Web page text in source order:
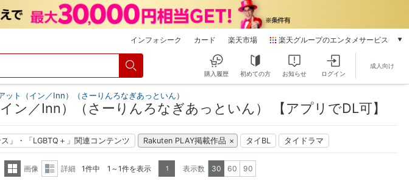
インフォシーク カード 楽天市場 楽天グループのエンタメサービス
本/ゲーム/CD/DVD
電子書籍
雑誌読み放題
動画配信
購入履歴 初めての方 お知らせ ログイン
成人向け
ット（イン／Inn）（さーりんろなぎあっといん）
ン／Inn）（さーりんろなぎあっといん） 【アプリでDL可】
ス」・「LGBTQ＋」関連コンテンツ Rakuten PLAY掲載作品 タイBL タイドラマ
画像
詳細 1件中 1～1件を表示 1 表示数 30 60 90